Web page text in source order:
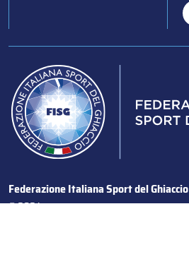
Federazione Italiana Sport del Ghiaccio
© 2024